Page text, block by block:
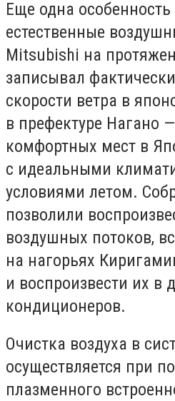
Еще одна
естественные
Mitsubishi на
записывал
скорости ветра в
в префектуре Нагано
комфортных мест в
с идеальными
условиями летом.
позволили
воздушных потоков,
на нагорьях
и воспроизвести их в
кондиционеров.
Очистка воздуха в
осуществляется при
плазменного